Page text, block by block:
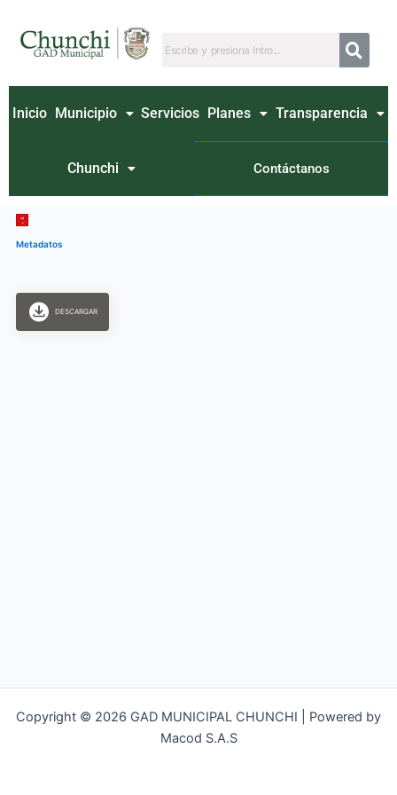
contenido
Inicio Municipio Servicios Planes Transparencia
Chunchi Contáctanos
Metadatos
DESCARGAR
Copyright © 2026 GAD MUNICIPAL CHUNCHI | Powered by
Macod S.A.S